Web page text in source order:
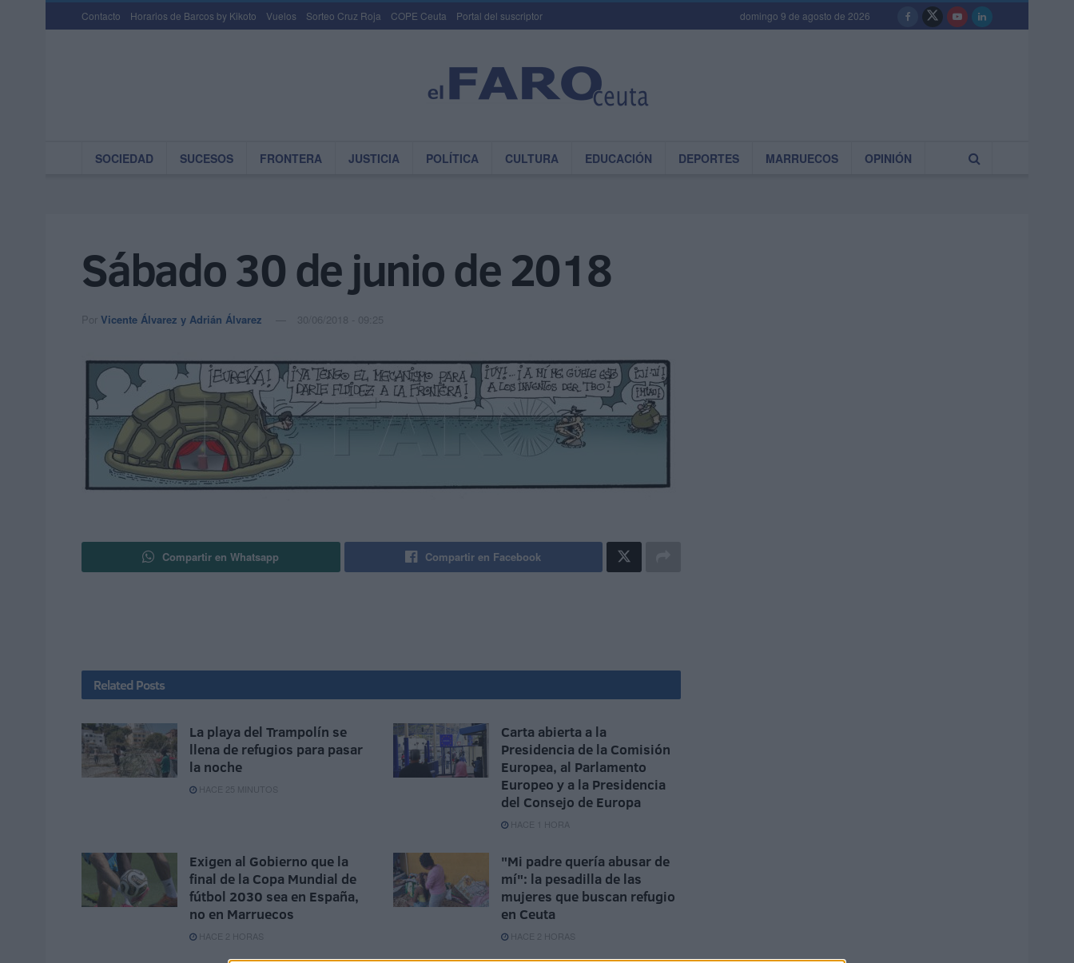
Contacto Horarios de Barcos by Kikoto Vuelos Sorteo Cruz Roja COPE Ceuta Portal del suscriptor domingo 9 de agosto de 2026
SOCIEDAD SUCESOS FRONTERA JUSTICIA POLÍTICA CULTURA EDUCACIÓN DEPORTES MARRUECOS OPINIÓN
Sábado 30 de junio de 2018
Por Vicente Álvarez y Adrián Álvarez 30/06/2018 - 09:25
Compartir en Whatsapp Compartir en Facebook
Related Posts
La playa del Trampolín se
llena de refugios para pasar
la noche
HACE 25 MINUTOS
Carta abierta a la
Presidencia de la Comisión
Europea, al Parlamento
Europeo y a la Presidencia
del Consejo de Europa
HACE 1 HORA
Exigen al Gobierno que la
final de la Copa Mundial de
fútbol 2030 sea en España,
no en Marruecos
HACE 2 HORAS
"Mi padre quería abusar de
mí": la pesadilla de las
mujeres que buscan refugio
en Ceuta
HACE 2 HORAS